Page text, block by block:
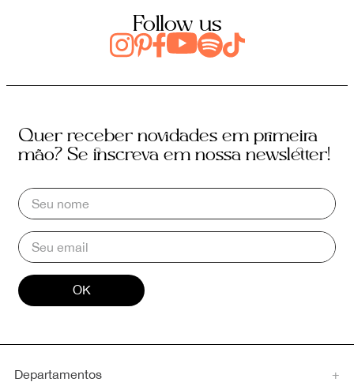
Follow us
Quer receber novidades em primeira
mão? Se inscreva em nossa newsletter!
OK
Departamentos +